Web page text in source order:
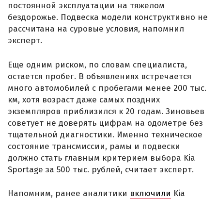
постоянной эксплуатации на тяжелом
бездорожье. Подвеска модели конструктивно не
рассчитана на суровые условия, напомнил
эксперт.
Еще одним риском, по словам специалиста,
остается пробег. В объявлениях встречается
много автомобилей с пробегами менее 200 тыс.
км, хотя возраст даже самых поздних
экземпляров приблизился к 20 годам. Зиновьев
советует не доверять цифрам на одометре без
тщательной диагностики. Именно техническое
состояние трансмиссии, рамы и подвески
должно стать главным критерием выбора Kia
Sportage за 500 тыс. рублей, считает эксперт.
Напомним, ранее аналитики включили Kia